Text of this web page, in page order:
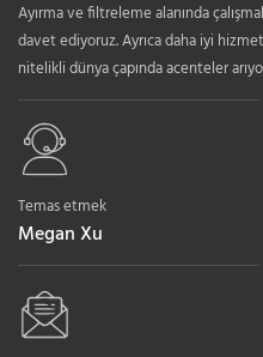
Ayırma ve filtreleme alanında
davet ediyoruz. Ayrıca daha iyi
nitelikli dünya çapında acenteler
Temas etmek
Megan Xu